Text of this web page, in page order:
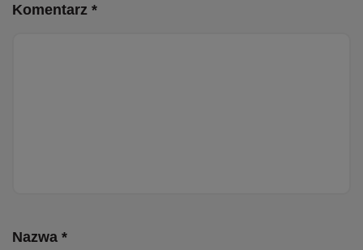
Komentarz *
Nazwa *